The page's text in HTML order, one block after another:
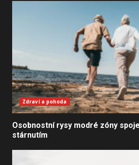
Zdraví a pohoda
Osobnostní rysy modré zóny
stárnutím